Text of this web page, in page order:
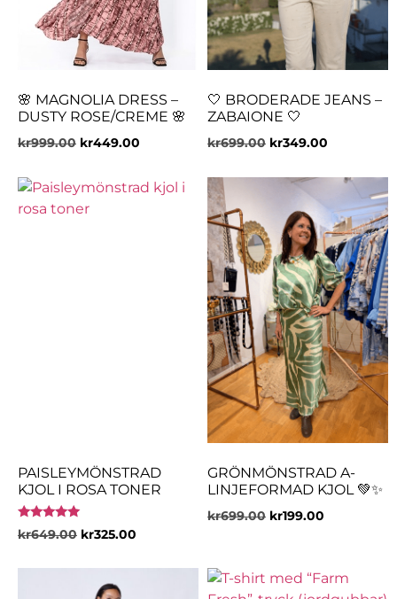
🌸 MAGNOLIA DRESS –
DUSTY ROSE/CREME 🌸
kr999.00 kr449.00
🤍 BRODERADE JEANS –
ZABAIONE 🤍
kr699.00 kr349.00
PAISLEYMÖNSTRAD
KJOL I ROSA TONER
Betygsatt
5.00
kr649.00 kr325.00
GRÖNMÖNSTRAD A-
LINJEFORMAD KJOL 💚✨
kr699.00 kr199.00